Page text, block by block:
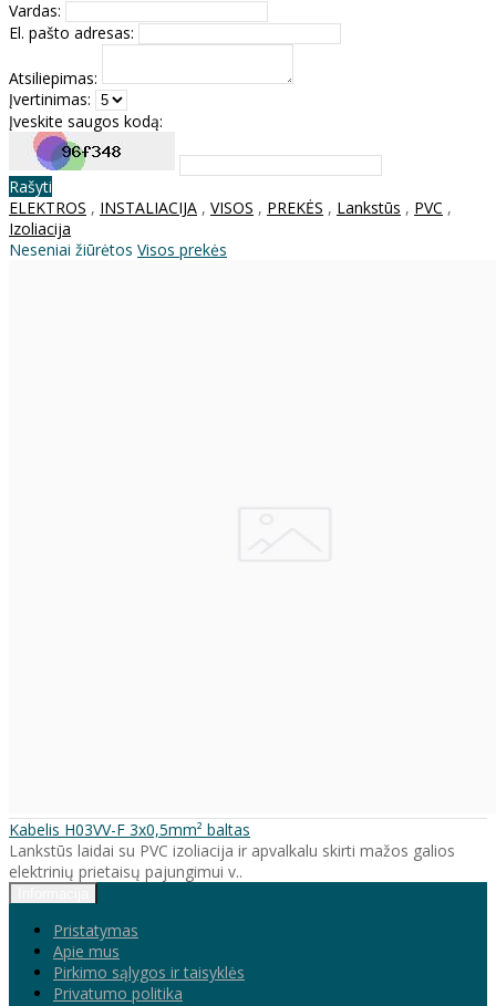
Vardas:
El. pašto adresas:
Atsiliepimas:
Įvertinimas:
Įveskite saugos kodą:
Rašyti
ELEKTROS , INSTALIACIJA , VISOS , PREKĖS , Lankstūs , PVC ,
Izoliacija
Neseniai žiūrėtos Visos prekės
Kabelis H03VV-F 3x0,5mm² baltas
Lankstūs laidai su PVC izoliacija ir apvalkalu skirti mažos galios
elektrinių prietaisų pajungimui v..
Pristatymas
Apie mus
Pirkimo sąlygos ir taisyklės
Privatumo politika